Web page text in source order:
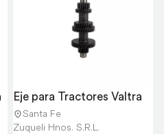
Eje para Tractores Valtra
Santa Fe
Zuqueli Hnos. S.R.L.